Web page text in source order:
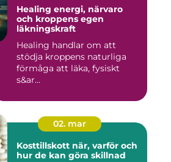
Healing energi, närvaro
och kroppens egen
läkningskraft
Healing handlar om att
stödja kroppens naturliga
förmåga att läka, fysiskt
s&ar...
02. mar
Kosttillskott när, varför och
hur de kan göra skillnad